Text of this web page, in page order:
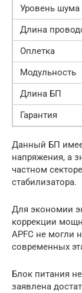
Уровень шума
Длина
Оплетка
Модульность
Длина БП
Гарантия
Данный БП
напряжения, а
частном
стабилизатора.
Для экономии
коррекции
APFC не могли
современных
Блок питания
заявлена